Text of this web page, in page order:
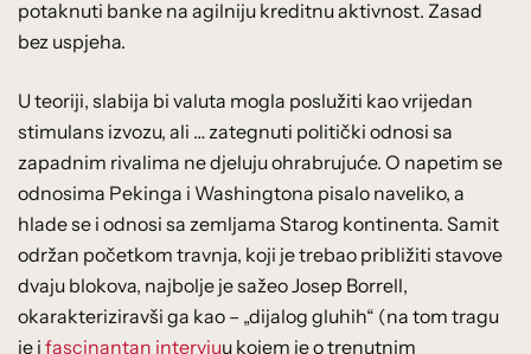
potaknuti banke na agilniju kreditnu aktivnost. Zasad
bez uspjeha.
U teoriji, slabija bi valuta mogla poslužiti kao vrijedan
stimulans izvozu, ali … zategnuti politički odnosi sa
zapadnim rivalima ne djeluju ohrabrujuće. O napetim se
odnosima Pekinga i Washingtona pisalo naveliko, a
hlade se i odnosi sa zemljama Starog kontinenta. Samit
održan početkom travnja, koji je trebao približiti stavove
dvaju blokova, najbolje je sažeo Josep Borrell,
okarakteriziravši ga kao – „dijalog gluhih“ (na tom tragu
je i fascinantan intervjuu kojem je o trenutnim